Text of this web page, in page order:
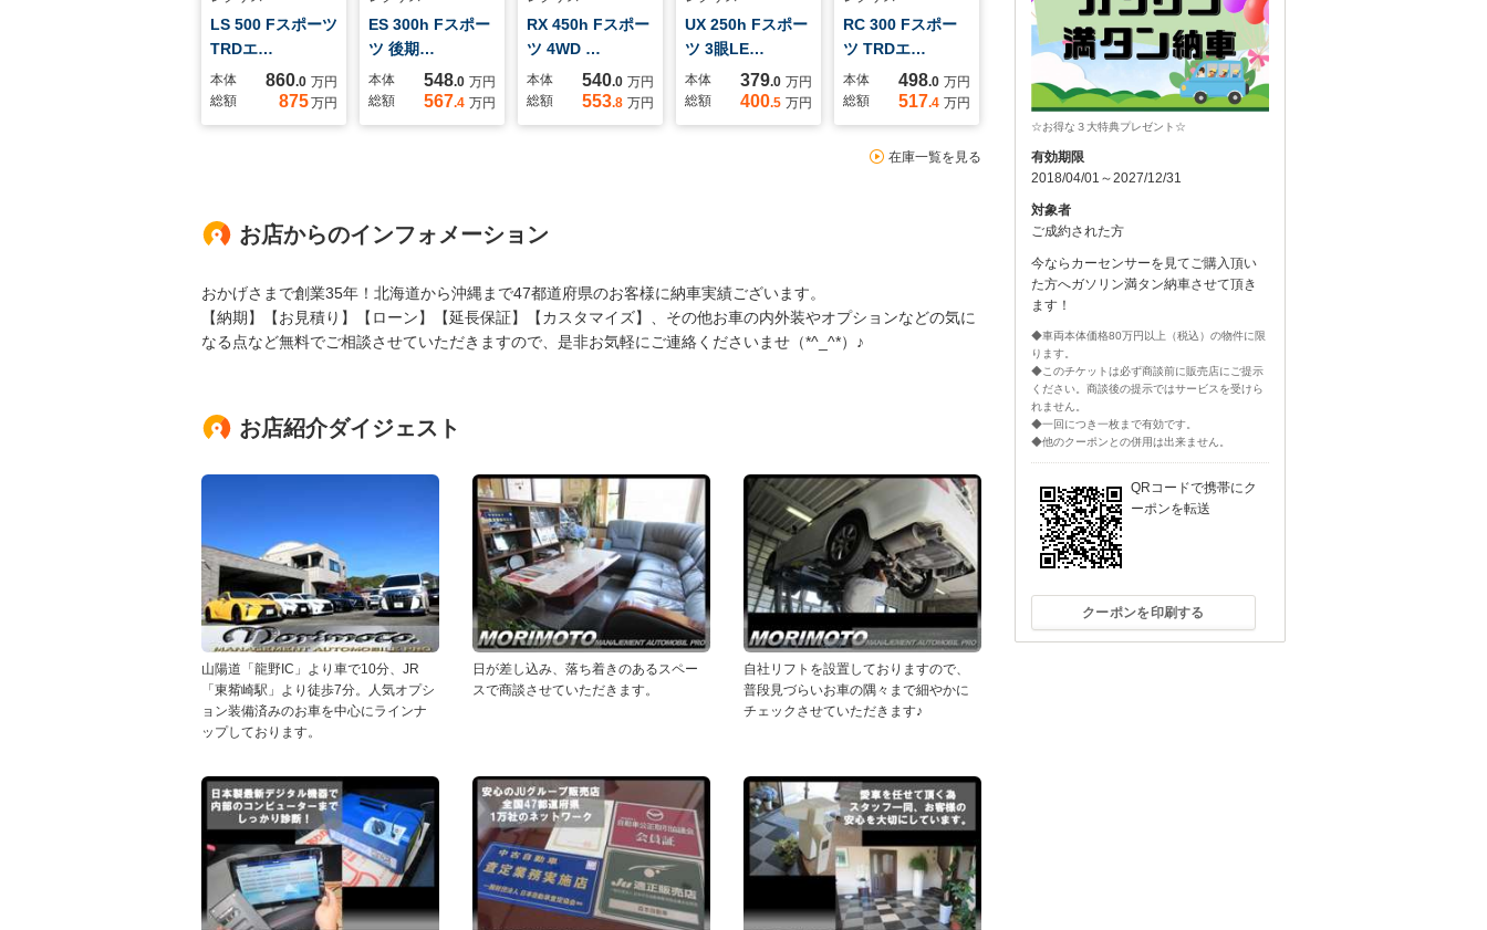
LS 500 Fスポーツ
TRDエ…
本体 860.0 万円
総額
875万円
ES 300h Fスポー
ツ 後期…
本体 548.0 万円
総額
567.4 万円
RX 450h Fスポー
ツ 4WD …
本体 540.0 万円
総額
553.8 万円
UX 250h Fスポー
ツ 3眼LE…
本体 379.0 万円
総額
400.5 万円
RC 300 Fスポー
ツ TRDエ…
本体 498.0 万円
総額
517.4 万円
在庫一覧を見る
お店からのインフォメーション
おかげさまで創業35年！北海道から沖縄まで47都道府県のお客様に納車実績ございます。
【納期】【お見積り】【ローン】【延長保証】【カスタマイズ】、その他お車の内外装やオプションなどの気に
なる点など無料でご相談させていただきますので、是非お気軽にご連絡くださいませ（*^_^*）♪
お店紹介ダイジェスト
山陽道「龍野IC」より車で10分、JR
「東觜崎駅」より徒歩7分。人気オプシ
ョン装備済みのお車を中心にラインナ
ップしております。
日が差し込み、落ち着きのあるスペー
スで商談させていただきます。
自社リフトを設置しておりますので、
普段見づらいお車の隅々まで細やかに
チェックさせていただきます♪
☆お得な３大特典プレゼント☆
有効期限
2018/04/01～2027/12/31
対象者
ご成約された方
今ならカーセンサーを見てご購入頂い
た方へガソリン満タン納車させて頂き
ます！
◆車両本体価格80万円以上（税込）の物件に限
ります。
◆このチケットは必ず商談前に販売店にご提示
ください。商談後の提示ではサービスを受けら
れません。
◆一回につき一枚まで有効です。
◆他のクーポンとの併用は出来ません。
QRコードで携帯にク
ーポンを転送
クーポンを印刷する